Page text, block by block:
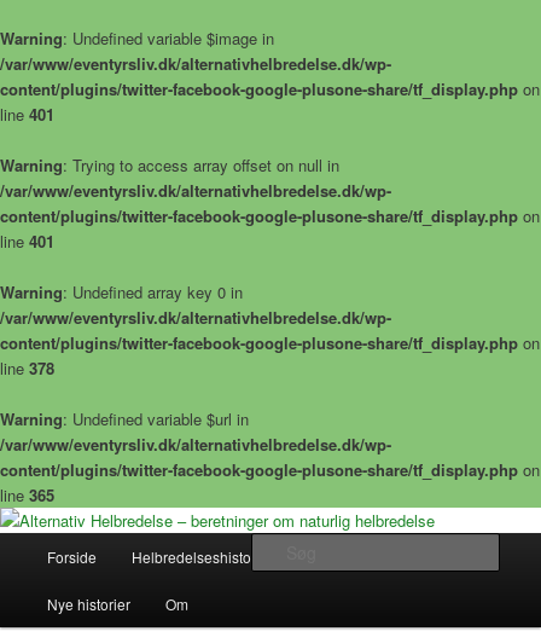
Warning: Undefined variable $image in
/var/www/eventyrsliv.dk/alternativhelbredelse.dk/wp-
content/plugins/twitter-facebook-google-plusone-share/tf_display.php on
line 401
Warning: Trying to access array offset on null in
/var/www/eventyrsliv.dk/alternativhelbredelse.dk/wp-
content/plugins/twitter-facebook-google-plusone-share/tf_display.php on
line 401
Warning: Undefined array key 0 in
/var/www/eventyrsliv.dk/alternativhelbredelse.dk/wp-
content/plugins/twitter-facebook-google-plusone-share/tf_display.php on
line 378
Warning: Undefined variable $url in
/var/www/eventyrsliv.dk/alternativhelbredelse.dk/wp-
content/plugins/twitter-facebook-google-plusone-share/tf_display.php on
line 365
Alternativ Helbredelse – beretninger
Alternative helbredelseshistorier – naturlig helbredelse
Fortsæt
til
Forside Helbredelseshistorier
Nye historier Om